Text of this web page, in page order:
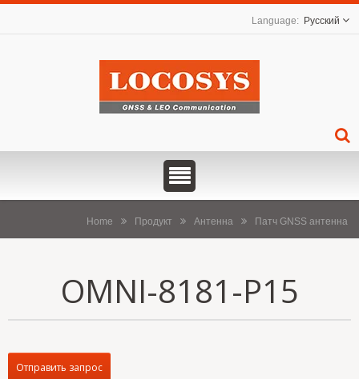
Русский
Home Продукт Антенна Патч GNSS антенна
OMNI-8181-P15
Отправить запрос